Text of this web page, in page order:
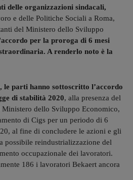
delle organizzazioni sindacali,
e delle Politiche Sociali a Roma,
del Ministero dello Sviluppo
per la proroga di 6 mesi
A renderlo noto è la
parti hanno sottoscritto l’accordo
di stabilità 2020, alla presenza del
dello Sviluppo Economico,
di Cigs per un periodo di 6
al fine di concludere le azioni e gli
possibile reindustrializzazione del
occupazionale dei lavoratori.
186 i lavoratori Bekaert ancora